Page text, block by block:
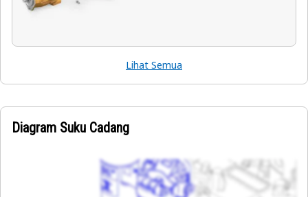
Lihat Semua
Diagram Suku Cadang